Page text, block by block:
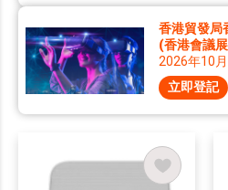
香港貿發局
(香港會議
2026年10
立即登記